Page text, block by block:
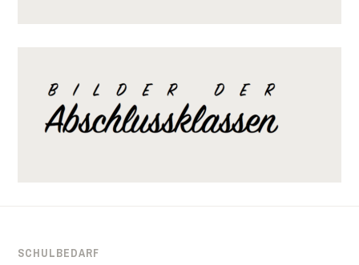
SCHULBEDARF